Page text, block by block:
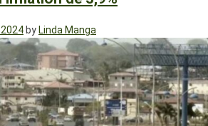
by Linda Manga